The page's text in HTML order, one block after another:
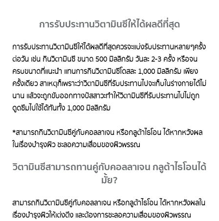
การรับประทานวิตามินซีให้ได้ผลดีที่สุด
การรับประทานวิตามินซีให้ได้ผลดีที่สุดควรจะแบ่งรับประทานหลายๆครั้ง
ต่อวัน เช่น กินวิตามินซี ขนาด 500 มิลลิกรัม วันละ 2-3 ครั้ง หรือจน
ครบขนาดที่แนะนำ แทนการกินวิตามินซีโดสละ 1,000 มิลลิกรัม เพียง
ครั้งเดียว สาเหตุก็เพราะว่าวิตามินซีที่รับประทานไปจะเก็บในร่างกายได้ไม่
นาน แล้วจะถูกขับออกทางปัสสาวะทำให้วิตามินซีที่รับประทานไปไม่ถูก
ดูดซึมไปใช้ได้ทันทั้ง 1,000 มิลลิกรัม
*สามารถกินวิตามินซีคู่กับคอลลาเจน หรือกลูต้าไธโอน ได้หากหวังผล
ในเรื่องบำรุงผิว ชะลอความเสื่อมของผิวพรรณ
วิตามินซีสามารถทานคู่กับคอลลาเจน กลูต้าไธโอนได้
มั้ย?
สามารถกินวิตามินซีคู่กับคอลลาเจน หรือกลูต้าไธโอน ได้หากหวังผลใน
เรื่องบำรุงผิวให้เต่งตึง และต้องการชะลอความเสื่อมของผิวพรรณ